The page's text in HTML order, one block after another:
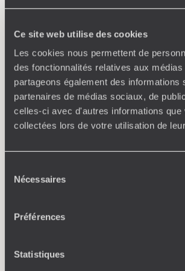
Ce site web utilise des cookies
Les cookies nous permettent de
des fonctionnalités relatives aux
partageons également des
partenaires de médias sociaux, de
celles-ci avec d'autres informations
collectées lors de votre utilisation de
Nécessaires
Préférences
Statistiques
Où je veux
Amoureux du beau jamais à court
étapes, hébergements, ateliers,